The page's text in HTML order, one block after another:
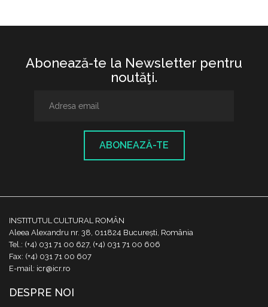
Abonează-te la Newsletter pentru
noutăţi.
ABONEAZĂ-TE
INSTITUTUL CULTURAL ROMÂN
Aleea Alexandru nr. 38, 011824 București, România
Tel.: (+4) 031 71 00 627, (+4) 031 71 00 606
Fax: (+4) 031 71 00 607
E-mail: icr@icr.ro
DESPRE NOI